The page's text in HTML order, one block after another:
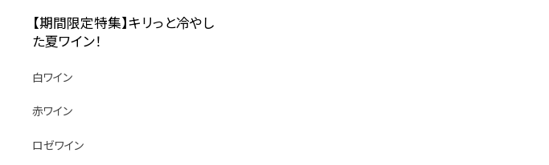
【期間限定特集】キリっと冷やし
た夏ワイン！
白ワイン
赤ワイン
ロゼワイン